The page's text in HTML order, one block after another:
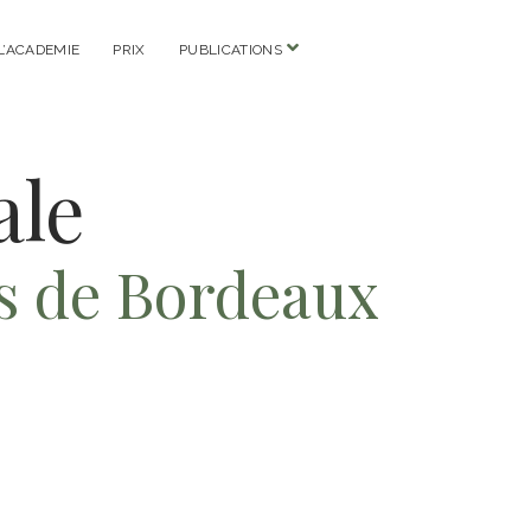
PRIX PUBLICATIONS open
de Bordeaux